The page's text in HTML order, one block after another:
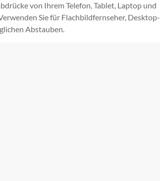
von Ihrem Telefon, Tablet, Laptop und
Sie für Flachbildfernseher, Desktop-
Abstauben.